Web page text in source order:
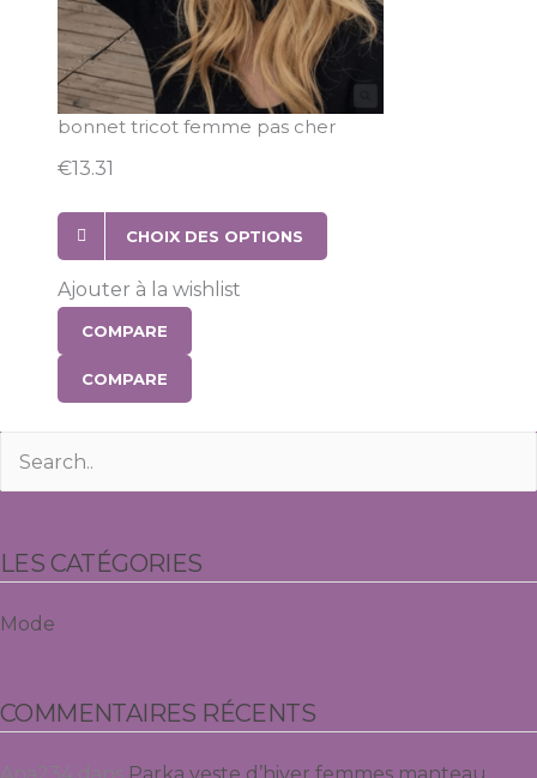
bonnet tricot femme pas cher
€13.31
CHOIX DES OPTIONS
Ajouter à la wishlist
COMPARE
COMPARE
LES CATÉGORIES
Mode
COMMENTAIRES RÉCENTS
Ana234 dans Parka veste d’hiver femmes manteau